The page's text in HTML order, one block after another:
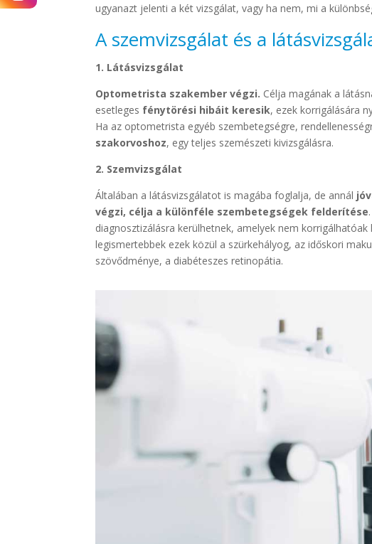
ugyanazt jelenti a két vizsgálat, vagy ha nem, mi a
A szemvizsgálat és a
1. Látásvizsgálat
Optometrista szakember végzi. Célja magának a
esetleges fénytörési hibáit keresik, ezek korrigálására
Ha az optometrista egyéb szembetegségre,
szakorvoshoz, egy teljes szemészeti kivizsgálásra.
2. Szemvizsgálat
Általában a látásvizsgálatot is magába foglalja, de annál
végzi, célja a különféle szembetegségek felderítése
diagnosztizálásra kerülhetnek, amelyek nem
legismertebbek ezek közül a szürkehályog, az időskori
szövődménye, a diabéteszes retinopátia.